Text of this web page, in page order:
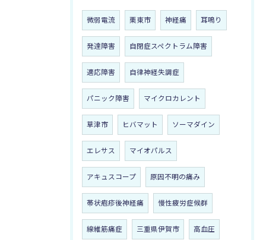
微弱電流 栗東市 神経痛 耳鳴り
発達障害 自閉症スペクトラム障害
適応障害 自律神経失調症
パニック障害 マイクロカレント
草津市 ヒバマット ソーマダイン
エレサス マイオパルス
アキュスコープ 原因不明の痛み
帯状疱疹後神経痛 慢性疲労症候群
線維筋痛症 三重県伊賀市 高血圧